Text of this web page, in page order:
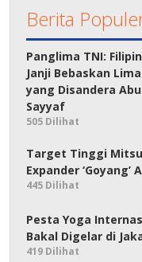
Berita
Panglima TNI:
Janji Bebaskan
yang Disandera Abu
Sayyaf
505 Dilihat
Target Tinggi
Expander ‘Goyang’
445 Dilihat
Pesta Yoga
Bakal Digelar di
419 Dilihat